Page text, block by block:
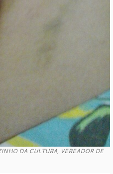
DA CULTURA, VEREADOR DE